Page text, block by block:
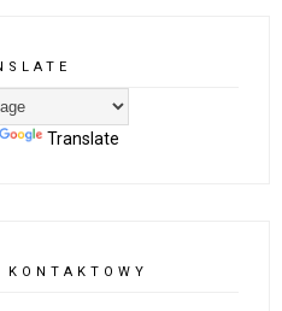
Translate